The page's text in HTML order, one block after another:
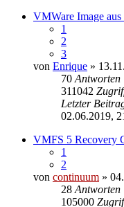
VMWare Image aus
1
2
3
von Enrique »
70 Antworten
311042
Letzter
02.06.2019,
VMFS 5 Recovery
1
2
von continuum »
28 Antworten
105000